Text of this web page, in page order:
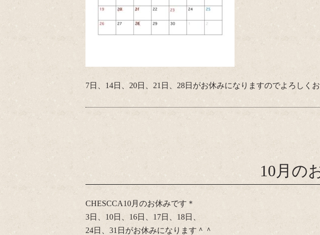
7日、14日、20日、21日、28日がお休みになりますのでよろしく
10月の
CHESCCA10月のお休みです＊
3日、10日、16日、17日、18日、
24日、31日がお休みになります＾＾